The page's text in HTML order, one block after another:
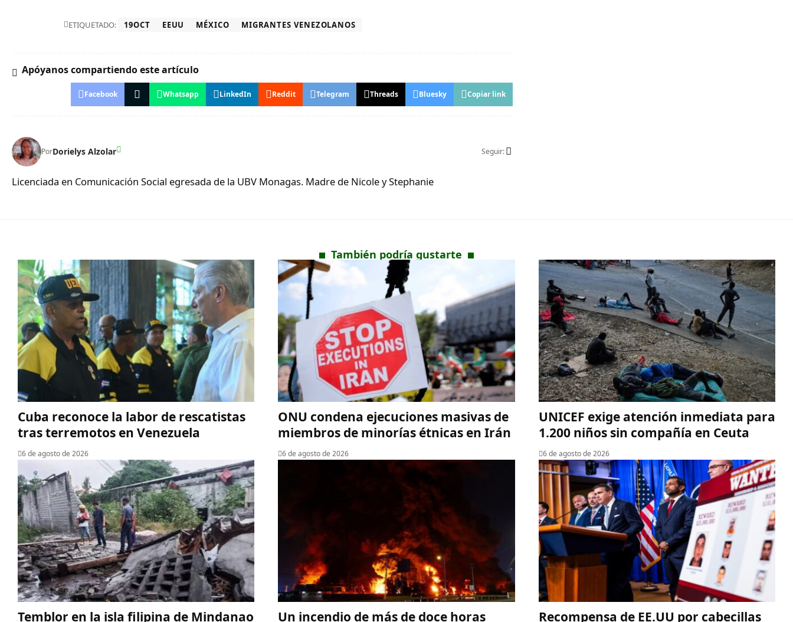
ETIQUETADO: 19OCT EEUU MÉXICO MIGRANTES VENEZOLANOS
Apóyanos compartiendo este artículo
Facebook Whatsapp LinkedIn Reddit Telegram Threads Bluesky Copiar link
PorDorielys Alzolar Seguir:
Licenciada en Comunicación Social egresada de la UBV Monagas. Madre de Nicole y Stephanie
También podría gustarte
Cuba reconoce la labor de rescatistas
tras terremotos en Venezuela
6 de agosto de 2026
ONU condena ejecuciones masivas de
miembros de minorías étnicas en Irán
6 de agosto de 2026
UNICEF exige atención inmediata para
1.200 niños sin compañía en Ceuta
6 de agosto de 2026
Temblor en la isla filipina de Mindanao Un incendio de más de doce horas Recompensa de EE.UU por cabecillas